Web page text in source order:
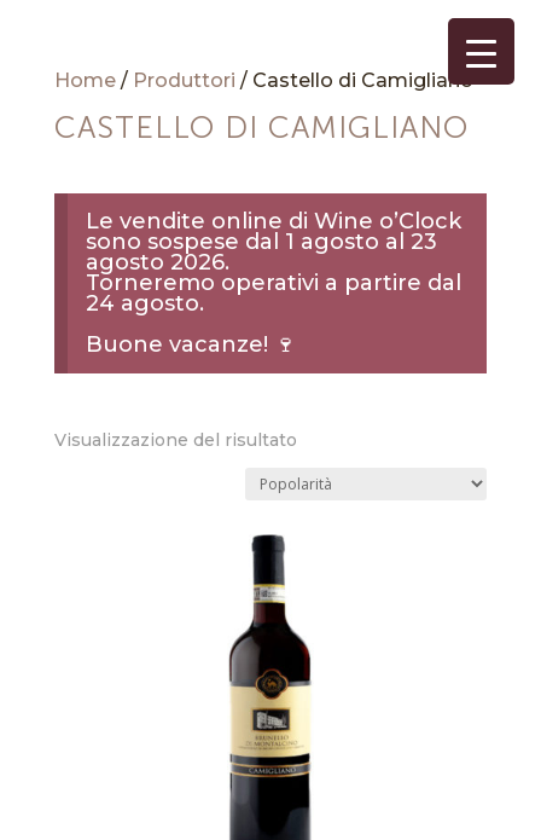
Home/ Produttori / Castello di Camigliano
CASTELLO DI CAMIGLIANO
Le vendite online di Wine o’Clock
sono sospese dal 1 agosto al 23
agosto 2026.
Torneremo operativi a partire dal
24 agosto.
Buone vacanze! 🍷
Visualizzazione del risultato